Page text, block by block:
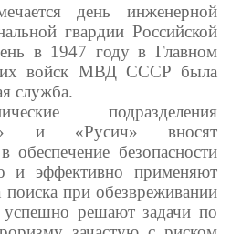
день инженерной
гвардии Российской
в 1947 году в Главном
войск МВД СССР была
служба.
подразделения
и «Русич» вносят
обеспечение безопасности
и эффективно применяют
поиска при обезвреживании
успешно решают задачи по